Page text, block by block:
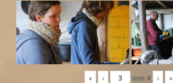
« ‹ von 4 › »